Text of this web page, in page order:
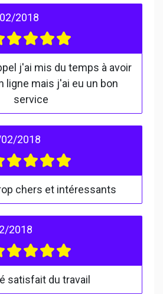
2018
j'ai mis du temps à avoir
ligne mais j'ai eu un bon
service
2018
chers et intéressants
2018
satisfait du travail